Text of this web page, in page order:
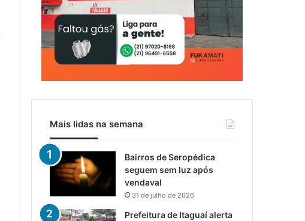
Mais lidas na semana
Bairros de Seropédica
seguem sem luz após
vendaval
31 de julho de 2026
Prefeitura de Itaguaí alerta